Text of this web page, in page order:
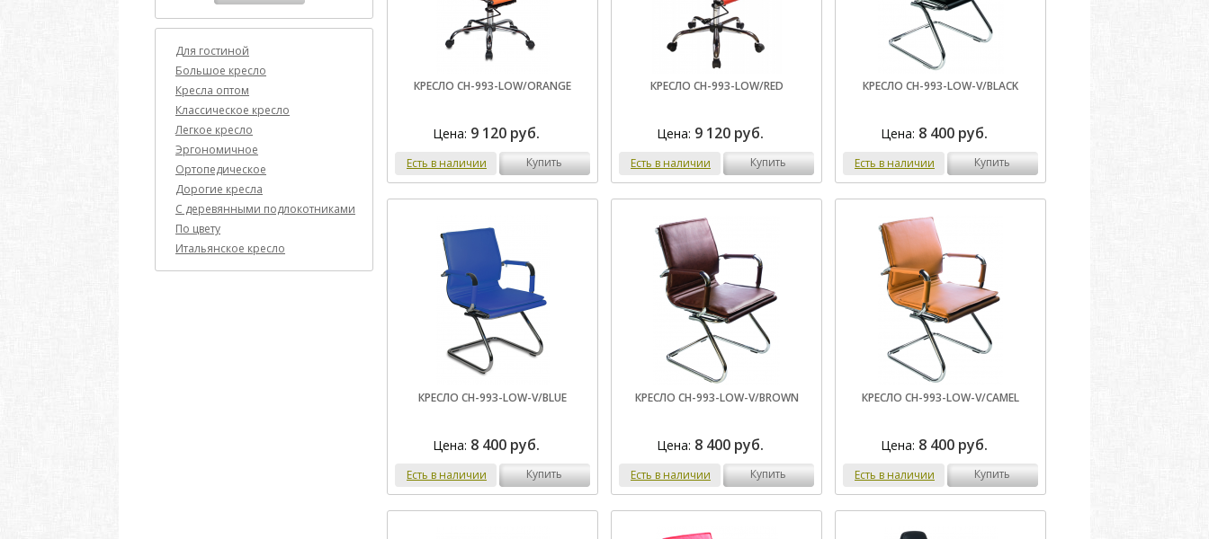
Для гостиной
Большое кресло
Кресла оптом
Классическое кресло
Легкое кресло
Эргономичное
Ортопедическое
Дорогие кресла
C деревянными подлокотниками
По цвету
Итальянское кресло
КРЕСЛО CH-993-LOW/ORANGE
Цена: 9 120 руб.
Есть в наличии купить
КРЕСЛО CH-993-LOW/RED
Цена: 9 120 руб.
Есть в наличии купить
КРЕСЛО CH-993-LOW-V/BLACK
Цена: 8 400 руб.
Есть в наличии купить
КРЕСЛО CH-993-LOW-V/BLUE
Цена: 8 400 руб.
Есть в наличии купить
КРЕСЛО CH-993-LOW-V/BROWN
Цена: 8 400 руб.
Есть в наличии купить
КРЕСЛО CH-993-LOW-V/CAMEL
Цена: 8 400 руб.
Есть в наличии купить